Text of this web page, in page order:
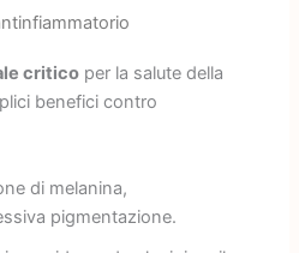
criticoper la salute della
benefici contro
di melanina,
pigmentazione.